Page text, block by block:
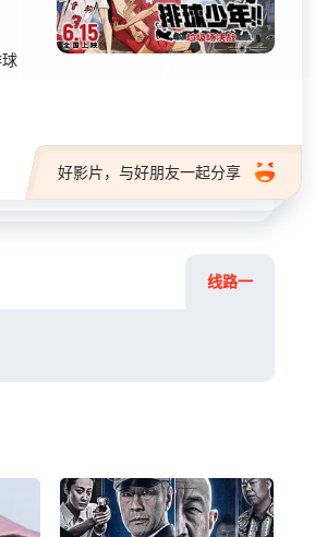
好影片，与好朋友一起分享
线路一